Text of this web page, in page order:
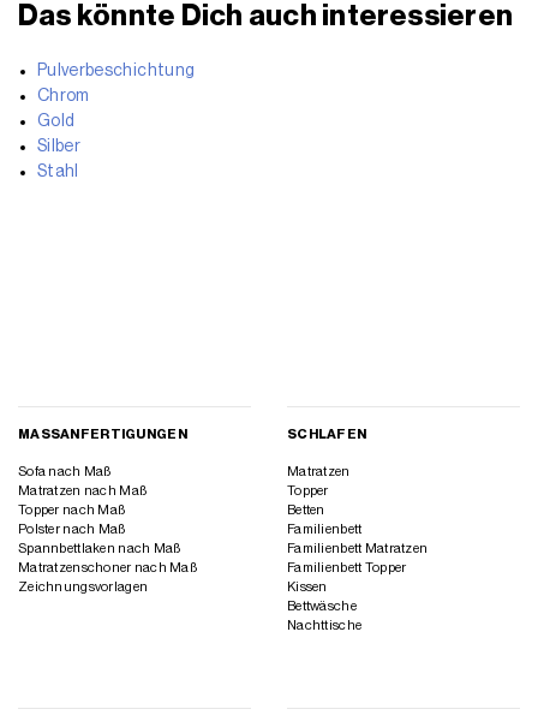
Das könnte Dich auch interessieren
Pulverbeschichtung
Chrom
Gold
Silber
Stahl
MASSANFERTIGUNGEN
Sofa nach Maß
Matratzen nach Maß
Topper nach Maß
Polster nach Maß
Spannbettlaken nach Maß
Matratzenschoner nach Maß
Zeichnungsvorlagen
SCHLAFEN
Matratzen
Topper
Betten
Familienbett
Familienbett Matratzen
Familienbett Topper
Kissen
Bettwäsche
Nachttische